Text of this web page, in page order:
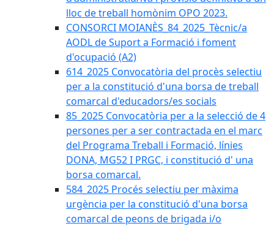
lloc de treball homònim OPO 2023.
CONSORCI MOIANÈS_84_2025_Tècnic/a
AODL de Suport a Formació i foment
d'ocupació (A2)
614_2025 Convocatòria del procès selectiu
per a la constitució d'una borsa de treball
comarcal d'educadors/es socials
85_2025 Convocatòria per a la selecció de 4
persones per a ser contractada en el marc
del Programa Treball i Formació, línies
DONA, MG52 I PRGC, i constitució d' una
borsa comarcal.
584_2025 Procés selectiu per màxima
urgència per la constitució d'una borsa
comarcal de peons de brigada i/o